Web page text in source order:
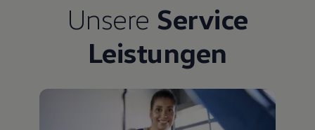
Karriere im Autohaus
Nachhaltigkeit
Kunden
Gesellschaft
Natur
75 Jahre Bulli Jubiläum
Fahrzeugabholung ab Werk
Unsere Service
Leistungen